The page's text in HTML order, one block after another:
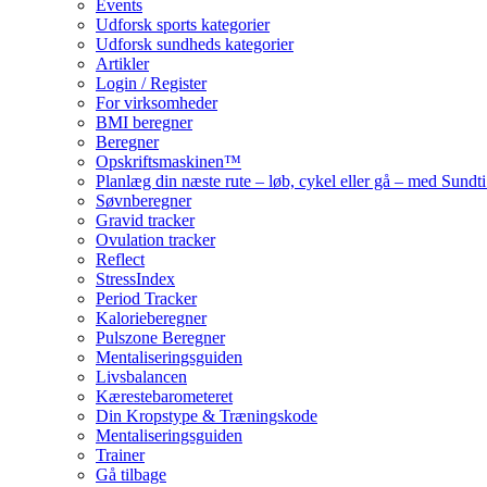
Events
Udforsk sports kategorier
Udforsk sundheds kategorier
Artikler
Login / Register
For virksomheder
BMI beregner
Beregner
Opskriftsmaskinen™
Planlæg din næste rute – løb, cykel eller gå – med
Søvnberegner
Gravid tracker
Ovulation tracker
Reflect
StressIndex
Period Tracker
Kalorieberegner
Pulszone Beregner
Mentaliseringsguiden
Livsbalancen
Kærestebarometeret
Din Kropstype & Træningskode
Mentaliseringsguiden
Trainer
Gå tilbage